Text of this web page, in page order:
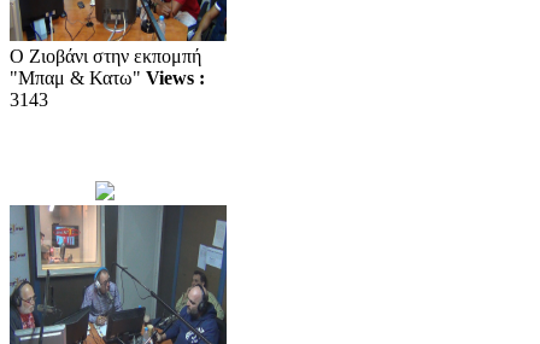
Ο Ζιοβάνι στην εκπομπή
"Μπαμ & Κατω" Views :
3143